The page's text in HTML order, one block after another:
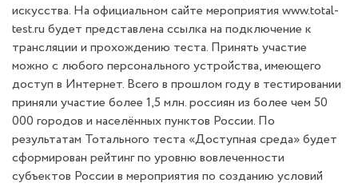
искусства. На официальном сайте мероприятия www.total-
test.ru будет представлена ссылка на подключение к
трансляции и прохождению теста. Принять участие
можно с любого персонального устройства, имеющего
доступ в Интернет. Всего в прошлом году в тестировании
приняли участие более 1,5 млн. россиян из более чем 50
000 городов и населённых пунктов России. По
результатам Тотального теста «Доступная среда» будет
сформирован рейтинг по уровню вовлеченности
субъектов России в мероприятия по созданию условий